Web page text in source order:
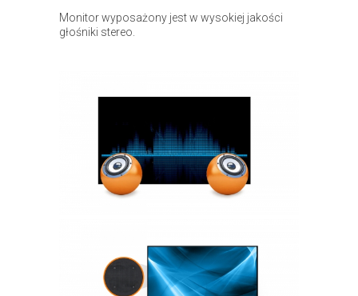
Monitor wyposażony jest w wysokiej jakości
głośniki stereo.